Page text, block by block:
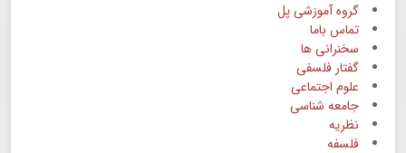
گروه آموزشی پل
تماس باما
سخنرانی ها
گفتار فلسفی
علوم اجتماعی
جامعه شناسی
نظریه
فلسفه